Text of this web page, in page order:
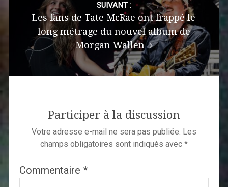
SUIVANT :
Les fans de Tate McRae ont frappé le
long métrage du nouvel album de
Morgan Wallen
Participer à la discussion
Votre adresse e-mail ne sera pas publiée. Les
champs obligatoires sont indiqués avec *
Commentaire *